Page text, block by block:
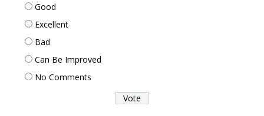
Good
Excellent
Bad
Can Be Improved
No Comments